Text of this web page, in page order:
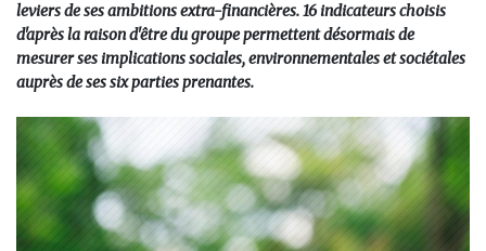
leviers de ses ambitions extra-financières. 16 indicateurs choisis
d'après la raison d'être du groupe permettent désormais de
mesurer ses implications sociales, environnementales et sociétales
auprès de ses six parties prenantes.